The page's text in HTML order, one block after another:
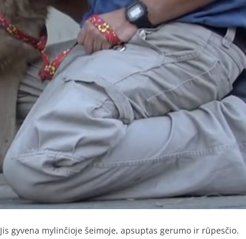
gyvena mylinčioje šeimoje, apsuptas gerumo ir rūpesčio.